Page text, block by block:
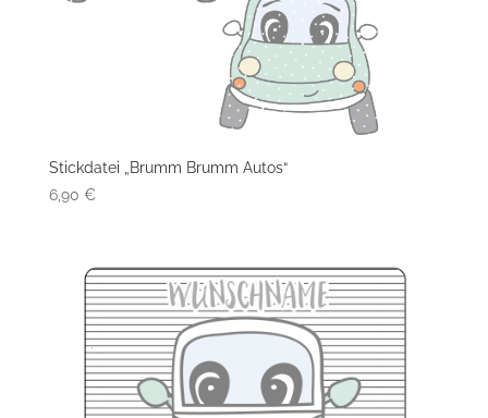
Stickdatei „Brumm Brumm Autos“
6,90 €